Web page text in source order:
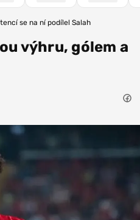
se na ní podílel Salah
výhru, gólem a